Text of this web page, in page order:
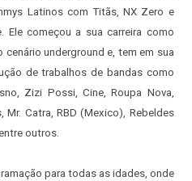
Latinos com Titãs, NX Zero e
Ele começou a sua carreira como
underground e, tem em sua
de trabalhos de bandas como
Zizi Possi, Cine, Roupa Nova,
Mr. Catra, RBD (Mexico), Rebeldes
outros.
para todas as idades, onde